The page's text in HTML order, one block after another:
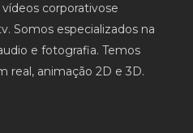
corporativose
Somos especializados na
e fotografia. Temos
real, animação 2D e 3D.